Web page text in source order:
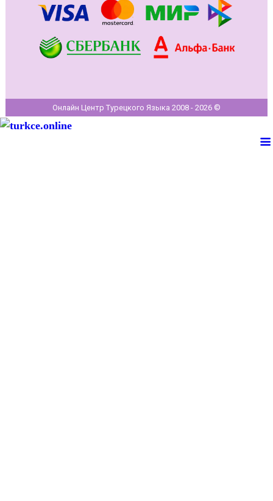
Онлайн Центр Турецкого Языка 2008 - 2026 ©